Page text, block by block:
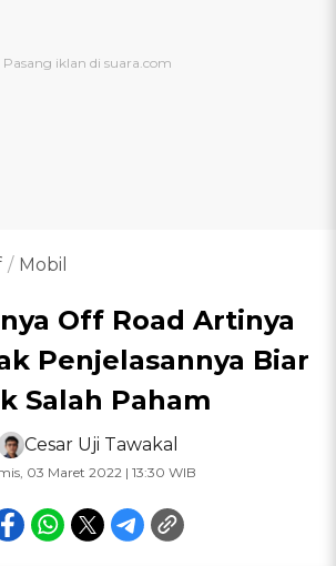
Mobil
Off Road Artinya
Penjelasannya Biar
Salah Paham
Cesar Uji Tawakal
03 Maret 2022 | 13:30 WIB